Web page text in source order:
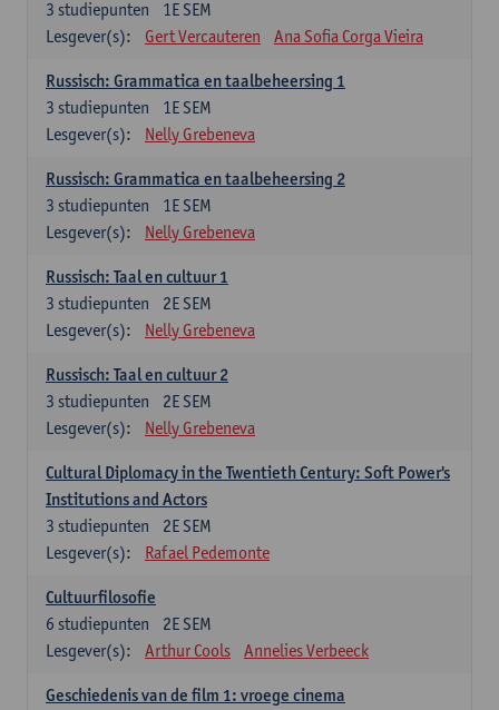
1E SEM
3 studiepunten
Lesgever(s):
Gert Vercauteren Ana Sofia Corga Vieira
Russisch: Grammatica en taalbeheersing 1
1E SEM
3 studiepunten
Lesgever(s):
Nelly Grebeneva
Russisch: Grammatica en taalbeheersing 2
1E SEM
3 studiepunten
Lesgever(s):
Nelly Grebeneva
Russisch: Taal en cultuur 1
2E SEM
3 studiepunten
Lesgever(s):
Nelly Grebeneva
Russisch: Taal en cultuur 2
2E SEM
3 studiepunten
Lesgever(s):
Nelly Grebeneva
Cultural Diplomacy in the Twentieth Century: Soft Power's
Institutions and Actors
2E SEM
3 studiepunten
Lesgever(s):
Rafael Pedemonte
Cultuurfilosofie
2E SEM
6 studiepunten
Lesgever(s):
Arthur Cools Annelies Verbeeck
Geschiedenis van de film 1: vroege cinema